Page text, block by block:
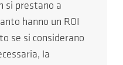
si prestano a
hanno un ROI
se si considerano
la